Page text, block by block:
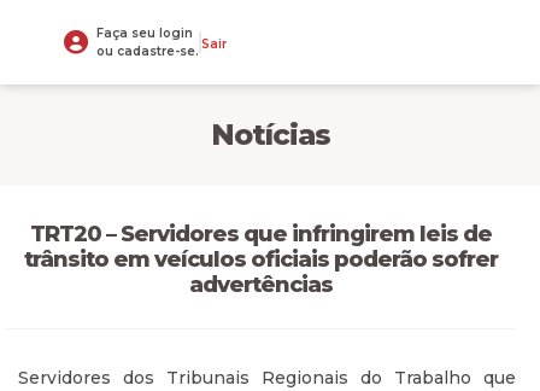
Faça seu login
ou cadastre-se. Sair
Notícias
TRT20 – Servidores que infringirem leis de
trânsito em veículos oficiais poderão sofrer
advertências
Servidores dos Tribunais Regionais do Trabalho que